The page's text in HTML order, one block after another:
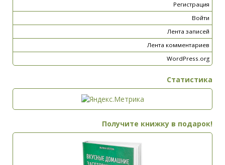
Регистрация
Войти
Лента записей
Лента комментариев
WordPress.org
Статистика
Получите книжку в подарок!